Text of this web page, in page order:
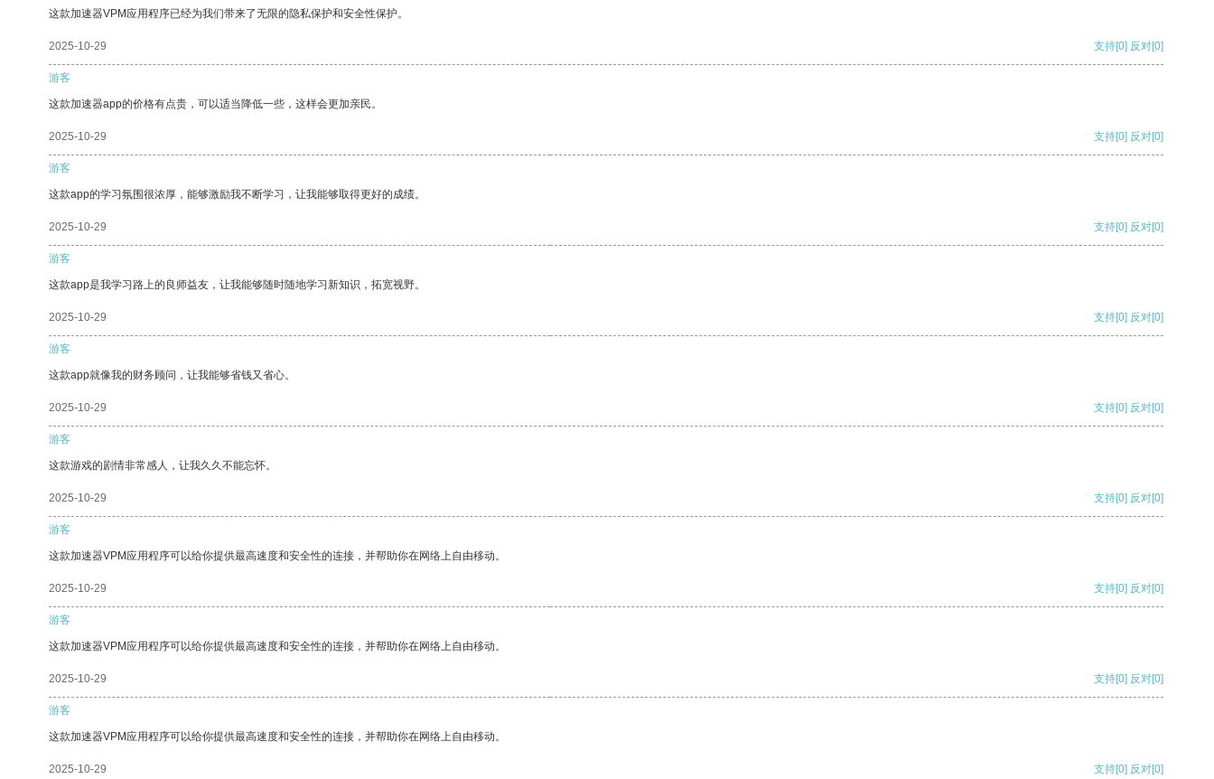
这款加速器VPM应用程序已经为我们带来了无限的隐私保护和安全性保护。
2025-10-29 支持[0] 反对[0]
游客
这款加速器app的价格有点贵，可以适当降低一些，这样会更加亲民。
2025-10-29 支持[0] 反对[0]
游客
这款app的学习氛围很浓厚，能够激励我不断学习，让我能够取得更好的成绩。
2025-10-29 支持[0] 反对[0]
游客
这款app是我学习路上的良师益友，让我能够随时随地学习新知识，拓宽视野。
2025-10-29 支持[0] 反对[0]
游客
这款app就像我的财务顾问，让我能够省钱又省心。
2025-10-29 支持[0] 反对[0]
游客
这款游戏的剧情非常感人，让我久久不能忘怀。
2025-10-29 支持[0] 反对[0]
游客
这款加速器VPM应用程序可以给你提供最高速度和安全性的连接，并帮助你在网络上自由移动。
2025-10-29 支持[0] 反对[0]
游客
这款加速器VPM应用程序可以给你提供最高速度和安全性的连接，并帮助你在网络上自由移动。
2025-10-29 支持[0] 反对[0]
游客
这款加速器VPM应用程序可以给你提供最高速度和安全性的连接，并帮助你在网络上自由移动。
2025-10-29 支持[0] 反对[0]